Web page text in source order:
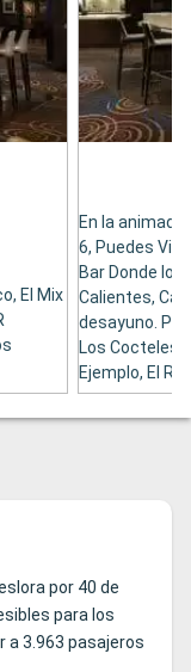
El Mix
En la
6, Puedes
Bar Donde
Calientes,
desayuno.
Los Cocteles
Ejemplo, El
por 40 de
para los
a 3.963 pasajeros